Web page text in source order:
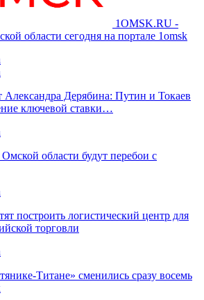
1OMSK.RU -
области сегодня на портале 1omsk
Александра Дерябина: Путин и Токаев
ключевой ставки…
области будут перебои с
построить логистический центр для
торговли
Титане» сменились сразу восемь